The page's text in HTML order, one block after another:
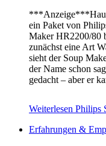
ein Paket von
Maker HR2200/80
zunächst eine Art
sieht der Soup
der Name schon
gedacht – aber er
Weiterlesen Philips
Erfahrungen &